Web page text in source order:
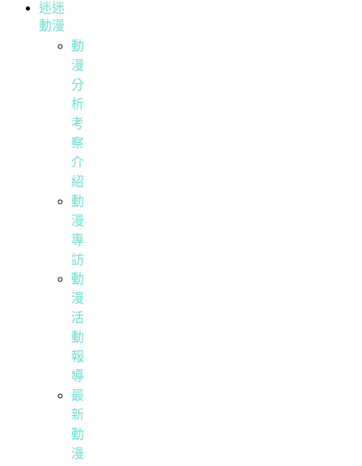
迷迷
動漫
動
漫
分
析
考
察
介
紹
動
漫
專
訪
動
漫
活
動
報
導
最
新
動
漫